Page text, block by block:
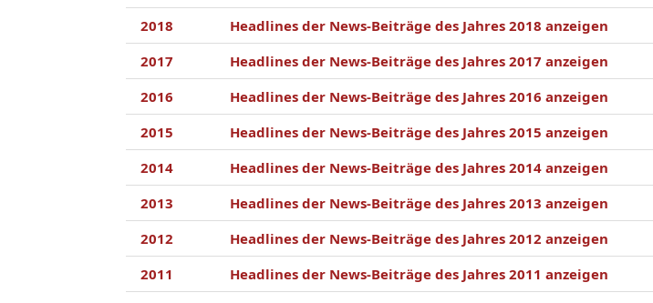
2018
Headlines der News-Beiträge des Jahres 2018 anzeigen
2017
Headlines der News-Beiträge des Jahres 2017 anzeigen
2016
Headlines der News-Beiträge des Jahres 2016 anzeigen
2015
Headlines der News-Beiträge des Jahres 2015 anzeigen
2014
Headlines der News-Beiträge des Jahres 2014 anzeigen
2013
Headlines der News-Beiträge des Jahres 2013 anzeigen
2012
Headlines der News-Beiträge des Jahres 2012 anzeigen
2011
Headlines der News-Beiträge des Jahres 2011 anzeigen